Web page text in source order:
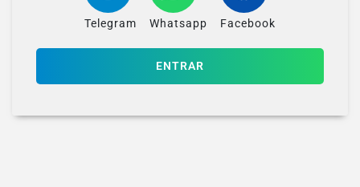
Telegram Whatsapp Facebook
ENTRAR